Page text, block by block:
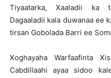
Tiyaatarka, Xaaladii ka
Dagaaladii kala duwanaa ee
tirsan Gobolada Barri ee
Xoghayaha Warfaafinta
Cabdillaahi ayaa sidoo